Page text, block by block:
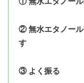
② 無水エタノール
す
③ よく振る